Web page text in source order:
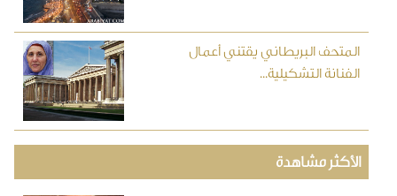
المتحف البريطاني يقتني أعمال
الفنانة التشكيلية...
الأكثر مشاهدة